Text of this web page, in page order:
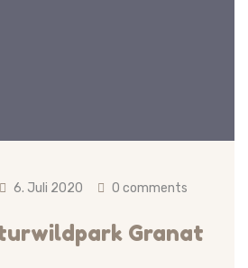
6. Juli 2020 0 comments
Granat